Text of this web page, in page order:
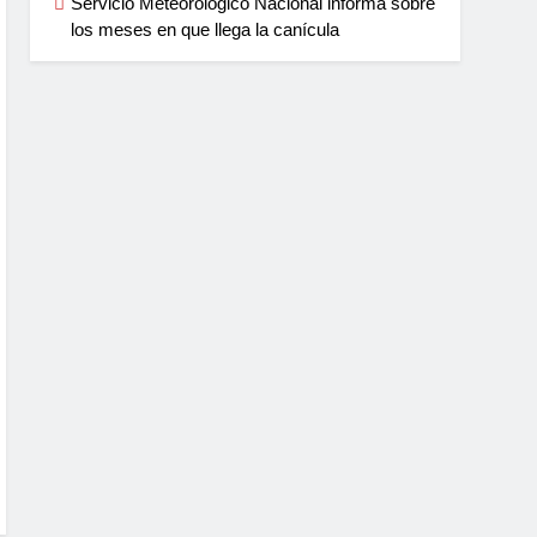
los meses en que llega la canícula